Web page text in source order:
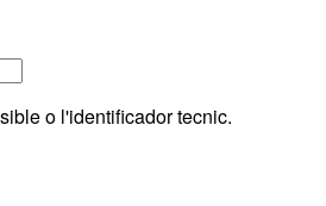
o l'identificador tecnic.